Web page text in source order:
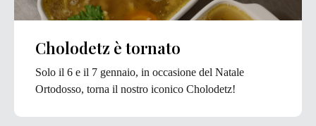
Cholodetz è tornato
Solo il 6 e il 7 gennaio, in occasione del Natale
Ortodosso, torna il nostro iconico Cholodetz!